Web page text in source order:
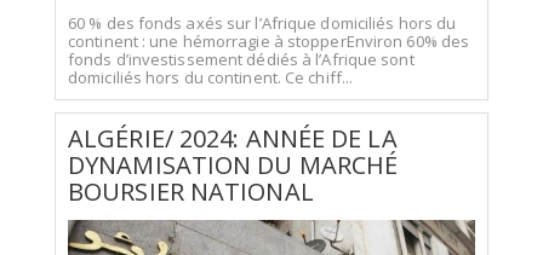
60 % des fonds axés sur l’Afrique domiciliés hors du
continent : une hémorragie à stopperEnviron 60% des
fonds d’investissement dédiés à l’Afrique sont
domiciliés hors du continent. Ce chiff...
ALGÉRIE/ 2024: ANNÉE DE LA
DYNAMISATION DU MARCHÉ
BOURSIER NATIONAL